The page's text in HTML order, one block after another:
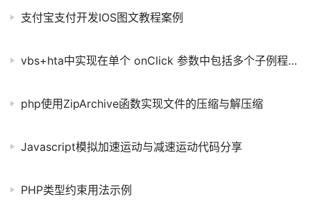
支付宝支付开发IOS图文教程案例
vbs+hta中实现在单个 onClick 参数中包括多个子例程的代码
php使用ZipArchive函数实现文件的压缩与解压缩
Javascript模拟加速运动与减速运动代码分享
PHP类型约束用法示例